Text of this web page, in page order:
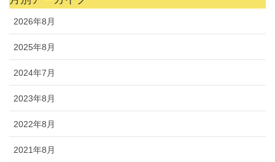
2026年8月
2025年8月
2024年7月
2023年8月
2022年8月
2021年8月